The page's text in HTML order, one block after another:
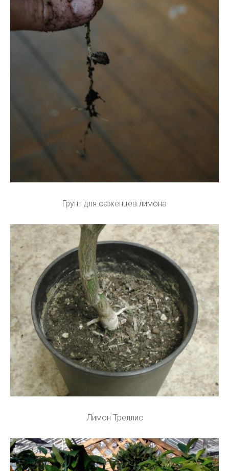
Грунт для саженцев лимона
Лимон Треллис